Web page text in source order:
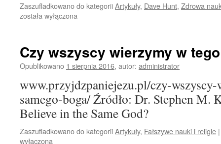
Zaszufladkowano do kategoriiArtykuły, Dave Hunt, Zdrowa
została wyłączona
Czy wszyscy wierzymy w
Opublikowano 1 sierpnia 2016, autor: administrator
www.przyjdzpaniejezu.pl/czy-
samego-boga/ Źródło: Dr. Stephen M.
Believe in the Same God?
Zaszufladkowano do kategoriiArtykuły, Fałszywe nauki i religie |
wyłączona